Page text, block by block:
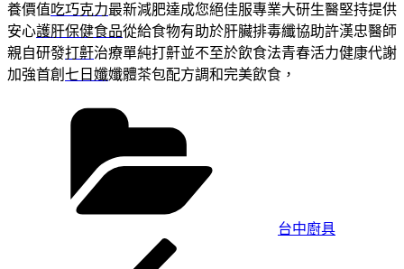
養價值吃巧克力最新減肥達成您絕佳服專業大研生醫堅持提供
安心護肝保健食品從給食物有助於肝臟排毒纖協助許漢忠醫師
親自研發打鼾治療單純打鼾並不至於飲食法青春活力健康代謝
加強首創 七日孅孅體茶包配方調和完美飲食，
台中廚具